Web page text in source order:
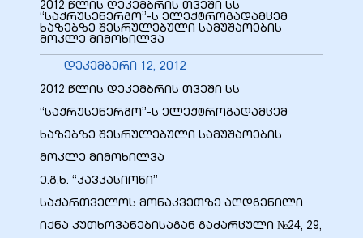
2012 წლის დეკემბრის თვეში სს
“საქრუსენერგო”-ს ელექტროგადამცემ
ხაზებზე შესრულებული სამუშაოების
მოკლე მიმოხილვა
დეკემბერი 12, 2012
2012 წლის დეკემბრის თვეში სს
“საქრუსენერგო”-ს ელექტროგადამცემ
ხაზებზე შესრულებული სამუშაოების
მოკლე მიმოხილვა
ე.გ.ხ. “კავკასიონი”
საქართველოს მონაკვეთზე აღდგენილი
იქნა კუთხოვანებისაგან გაძარცული №24, 29,